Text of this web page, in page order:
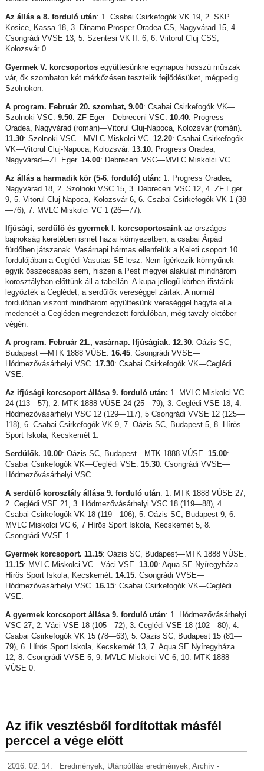
Az állás a 8. forduló után: 1. Csabai Csirkefogók VK 19, 2. SKP
Kosice, Kassa 18, 3. Dinamo Prosper Oradea CS, Nagyvárad 15, 4.
Csongrádi VVSE 13, 5. Szentesi VK II. 6, 6. Viitorul Cluj CSS,
Kolozsvár 0.
Gyermek V. korcsoportosegyüttesünkre egynapos hosszú műszak
vár, ők szombaton két mérkőzésen tesztelik fejlődésüket, mégpedig
Szolnokon.
A program. Február 20. szombat, 9.00: Csabai Csirkefogók VK—
Szolnoki VSC. 9.50: ZF Eger—Debreceni VSC. 10.40: Progress
Oradea, Nagyvárad (román)—Vitorul Cluj-Napoca, Kolozsvár (román).
11.30: Szolnoki VSC—MVLC Miskolci VC. 12.20: Csabai Csirkefogók
VK—Vitorul Cluj-Napoca, Kolozsvár. 13.10: Progress Oradea,
Nagyvárad—ZF Eger. 14.00: Debreceni VSC—MVLC Miskolci VC.
Az állás a harmadik kör (5-6. forduló) után: 1. Progress Oradea,
Nagyvárad 18, 2. Szolnoki VSC 15, 3. Debreceni VSC 12, 4. ZF Eger
9, 5. Vitorul Cluj-Napoca, Kolozsvár 6, 6. Csabai Csirkefogók VK 1 (38
—76), 7. MVLC Miskolci VC 1 (26—77).
Ifjúsági, serdülő és gyermek I. korcsoportosainkaz országos
bajnokság keretében ismét hazai környezetben, a csabai Árpád
fürdőben játszanak. Vasárnapi hármas ellenfelük a Keleti csoport 10.
fordulójában a Ceglédi Vasutas SE lesz. Nem ígérkezik könnyűnek
egyik összecsapás sem, hiszen a Pest megyei alakulat mindhárom
korosztályban előttünk áll a tabellán. A kupa jellegű körben ifistáink
legyőzték a Ceglédet, a serdülők vereséggel zártak. A normál
fordulóban viszont mindhárom együttesünk vereséggel hagyta el a
medencét a Cegléden megrendezett fordulóban, még tavaly október
végén.
A program. Február 21., vasárnap. Ifjúságiak. 12.30: Oázis SC,
Budapest —MTK 1888 VÚSE. 16.45: Csongrádi VVSE—
Hódmezővásárhelyi VSC. 17.30: Csabai Csirkefogók VK—Ceglédi
VSE.
Az ifjúsági korcsoport állása 9. forduló után: 1. MVLC Miskolci VC
24 (113—57), 2. MTK 1888 VÚSE 24 (25—79), 3. Ceglédi VSE 18, 4.
Hódmezővásárhelyi VSC 12 (129—117), 5 Csongrádi VVSE 12 (125—
118), 6. Csabai Csirkefogók VK 9, 7. Oázis SC, Budapest 5, 8. Hírös
Sport Iskola, Kecskemét 1.
Serdülők. 10.00: Oázis SC, Budapest—MTK 1888 VÚSE. 15.00:
Csabai Csirkefogók VK—Ceglédi VSE. 15.30: Csongrádi VVSE—
Hódmezővásárhelyi VSC.
A serdülő korosztály állása 9. forduló után: 1. MTK 1888 VÚSE 27,
2. Ceglédi VSE 21, 3. Hódmezővásárhelyi VSC 18 (119—88), 4.
Csabai Csirkefogók VK 18 (119—106), 5. Oázis SC, Budapest 9, 6.
MVLC Miskolci VC 6, 7 Hírös Sport Iskola, Kecskemét 5, 8.
Csongrádi VVSE 1.
Gyermek korcsoport. 11.15: Oázis SC, Budapest—MTK 1888 VÚSE.
11.15: MVLC Miskolci VC—Váci VSE. 13.00: Aqua SE Nyíregyháza—
Hírös Sport Iskola, Kecskemét. 14.15: Csongrádi VVSE—
Hódmezővásárhelyi VSC. 16.15: Csabai Csirkefogók VK—Ceglédi
VSE.
A gyermek korcsoport állása 9. forduló után: 1. Hódmezővásárhelyi
VSC 27, 2. Váci VSE 18 (105—72), 3. Ceglédi VSE 18 (102—80), 4.
Csabai Csirkefogók VK 15 (78—63), 5. Oázis SC, Budapest 15 (81—
79), 6. Hírös Sport Iskola, Kecskemét 13, 7. Aqua SE Nyíregyháza
12, 8. Csongrádi VVSE 5, 9. MVLC Miskolci VC 6, 10. MTK 1888
VÚSE 0.
Az ifik vesztésből fordítottak másfél
perccel a vége előtt
2016. 02. 14. Eredmények Utánpótlás eredmények Archív -